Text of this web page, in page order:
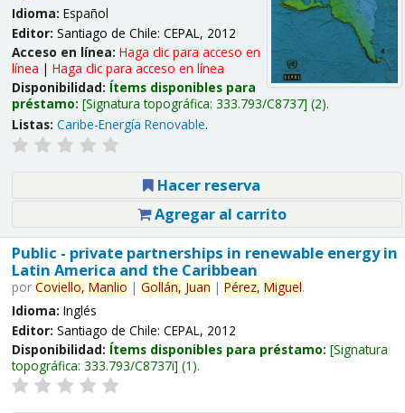
Idioma: Español
Editor: Santiago de Chile: CEPAL, 2012
Acceso en línea: Haga clic para acceso en
línea | Haga clic para acceso en línea
Disponibilidad: Ítems disponibles para
préstamo: Signatura topográfica: 333.793/C8737 (2).
Listas: Caribe-Energía Renovable.
Hacer reserva
Agregar al carrito
Public - private partnerships in renewable energy in
Latin America and the Caribbean
por Coviello, Manlio | Gollán, Juan | Pérez, Miguel.
Idioma: Inglés
Editor: Santiago de Chile: CEPAL, 2012
Disponibilidad: Ítems disponibles para préstamo: Signatura
topográfica: 333.793/C8737i (1).